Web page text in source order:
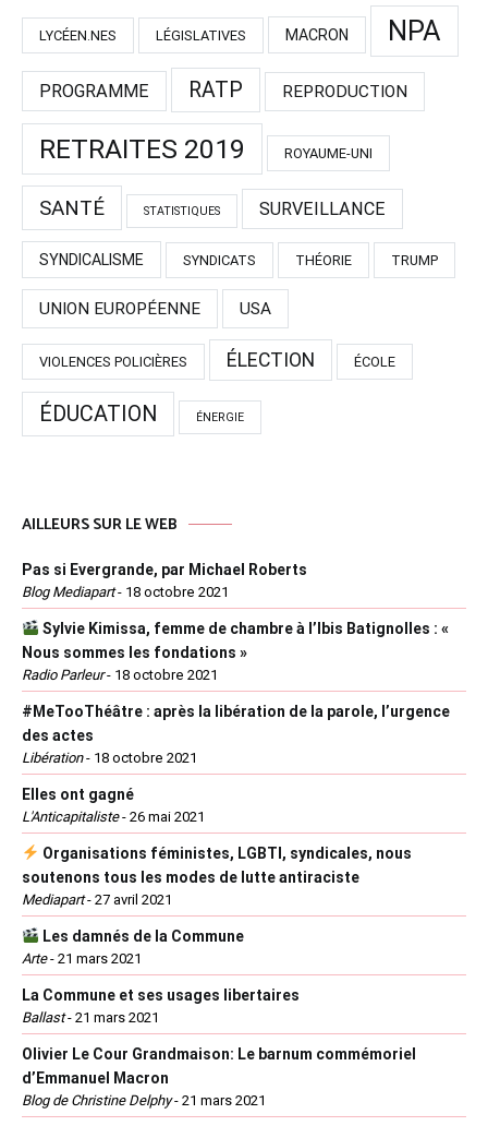
LYCÉEN.NES LÉGISLATIVES MACRON NPA
PROGRAMME RATP REPRODUCTION
RETRAITES 2019 ROYAUME-UNI
SANTÉ STATISTIQUES SURVEILLANCE
SYNDICALISME SYNDICATS THÉORIE TRUMP
UNION EUROPÉENNE USA
VIOLENCES POLICIÈRES ÉLECTION ÉCOLE
ÉDUCATION ÉNERGIE
AILLEURS SUR LE WEB
Pas si Evergrande, par Michael Roberts
Blog Mediapart- 18 octobre 2021
Sylvie Kimissa, femme de chambre à l’Ibis Batignolles : «
Nous sommes les fondations »
Radio Parleur- 18 octobre 2021
#MeTooThéâtre : après la libération de la parole, l’urgence
des actes
Libération- 18 octobre 2021
Elles ont gagné
L'Anticapitaliste- 26 mai 2021
Organisations féministes, LGBTI, syndicales, nous
soutenons tous les modes de lutte antiraciste
Mediapart- 27 avril 2021
Les damnés de la Commune
Arte- 21 mars 2021
La Commune et ses usages libertaires
Ballast- 21 mars 2021
Olivier Le Cour Grandmaison: Le barnum commémoriel
d’Emmanuel Macron
Blog de Christine Delphy- 21 mars 2021